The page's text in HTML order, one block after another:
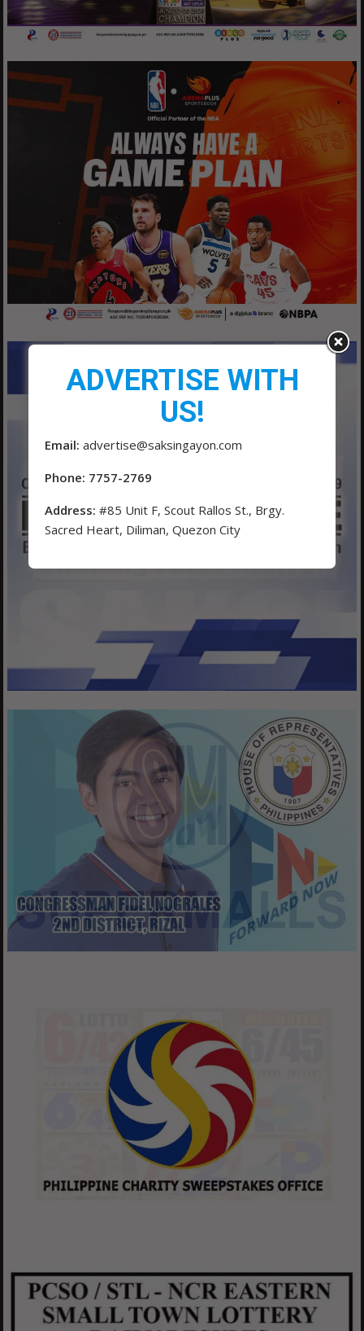
ADVERTISE WITH
US!
Email: advertise@saksingayon.com
Phone: 7757-2769
Address: #85 Unit F, Scout Rallos St., Brgy.
Sacred Heart, Diliman, Quezon City